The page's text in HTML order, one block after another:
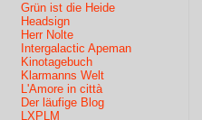
Grün ist die Heide
Headsign
Herr Nolte
Intergalactic Apeman
Kinotagebuch
Klarmanns Welt
L'Amore in città
Der läufige Blog
LXPLM